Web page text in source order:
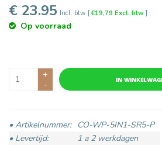
€ 23.95 Incl. btw [€19,79 Excl. btw]
Op voorraad
+
-
IN
• Artikelnummer:
CO-WP-5IN1-SR5-P
• Levertijd:
1 a 2 werkdagen